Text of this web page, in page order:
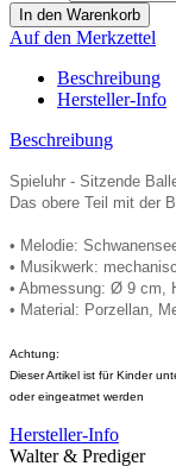
Auf den Merkzettel
Beschreibung
Hersteller-Info
Beschreibung
Spieluhr - Sitzende
Das obere Teil mit der
• Melodie:
• Musikwerk:
• Abmessung: Ø 9 cm,
• Material: Porzellan,
Achtung:
Dieser Artikel ist für Kinder
oder eingeatmet werden
Hersteller-Info
Walter & Prediger